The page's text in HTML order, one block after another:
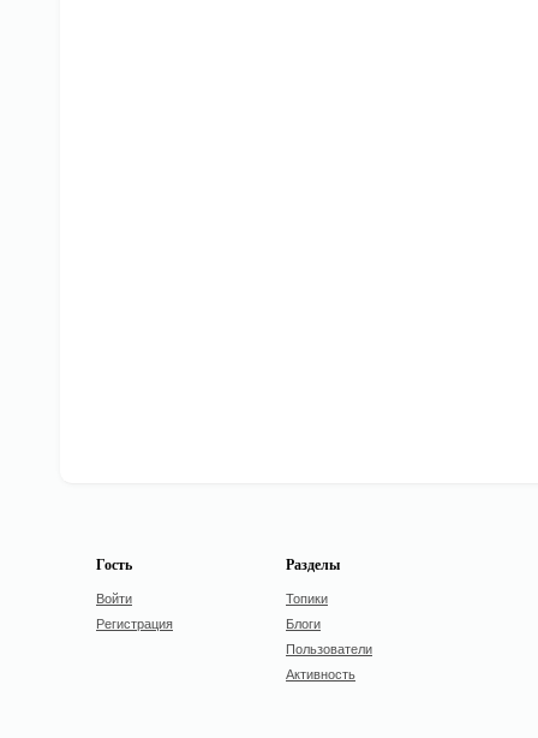
Гость
Войти
Регистрация
Разделы
Топики
Блоги
Пользователи
Активность